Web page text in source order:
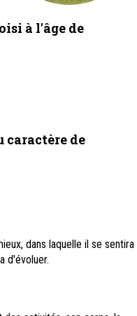
à l'âge de
de
dans laquelle il se sentira
d'évoluer.